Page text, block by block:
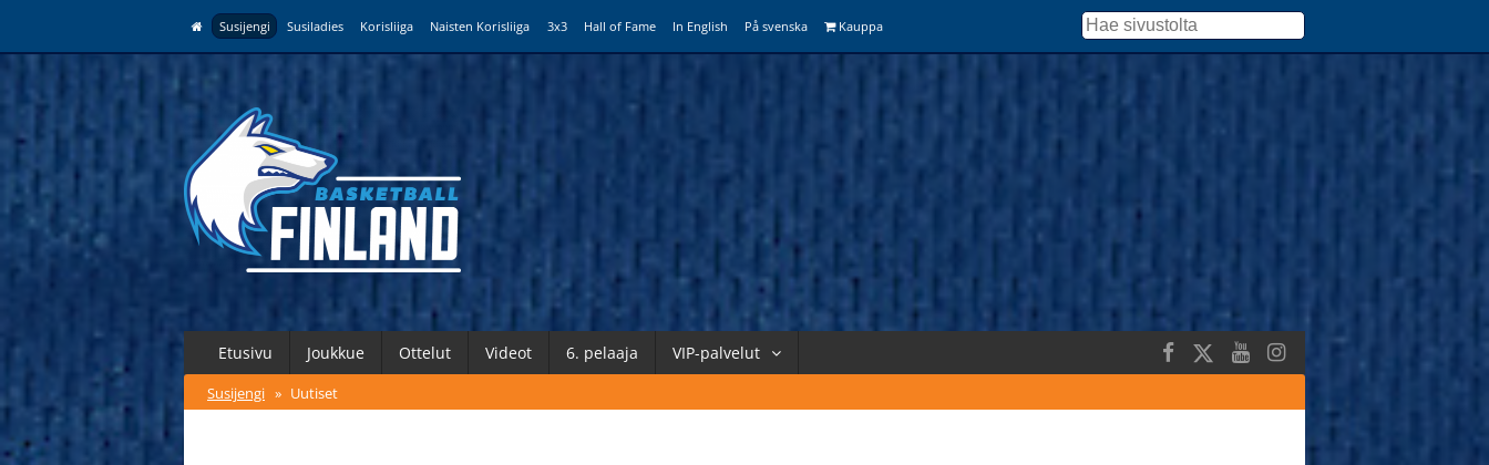
Susijengi Susiladies Korisliiga Naisten Korisliiga 3x3 Hall of Fame In English På svenska Kauppa
Etusivu Joukkue Ottelut Videot 6. pelaaja VIP-palvelut
Susijengi » Uutiset